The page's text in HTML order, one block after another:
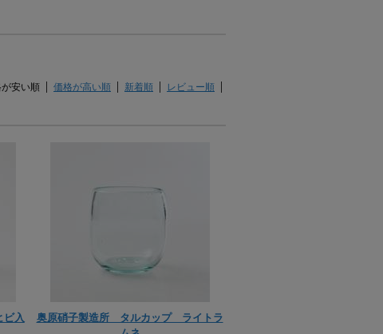
安い順 価格が高い順 新着順 レビュー順
入
奥原硝子製造所 タルカップ ライトラ